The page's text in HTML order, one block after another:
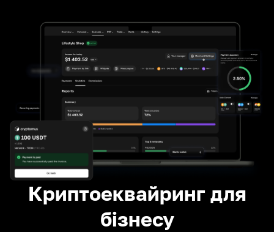
Криптоеквайринг для
бізнесу